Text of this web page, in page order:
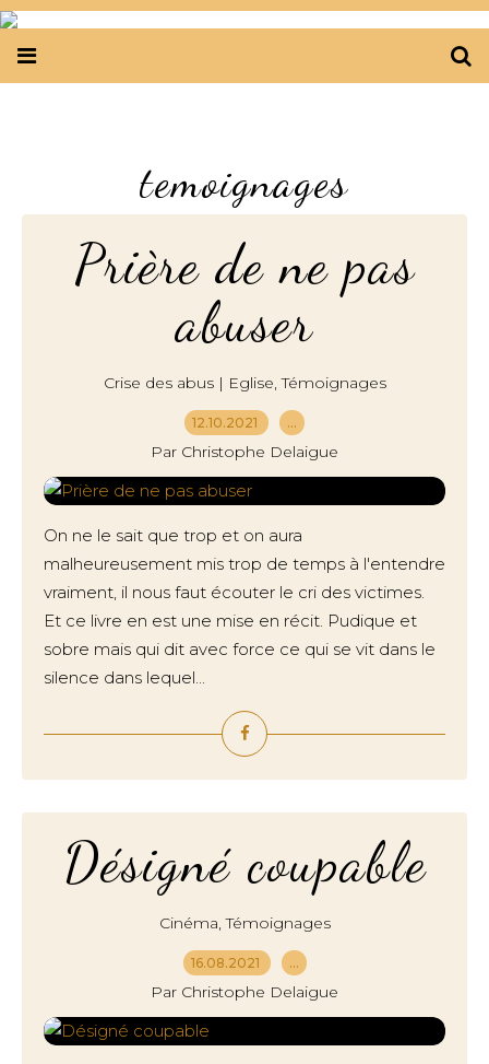
temoignages
Prière de ne pas
abuser
Crise des abus | Eglise,Témoignages
12.10.2021 …
Par Christophe Delaigue
On ne le sait que trop et on aura
malheureusement mis trop de temps à l'entendre
vraiment, il nous faut écouter le cri des victimes.
Et ce livre en est une mise en récit. Pudique et
sobre mais qui dit avec force ce qui se vit dans le
silence dans lequel...
Désigné coupable
Cinéma,Témoignages
16.08.2021 …
Par Christophe Delaigue